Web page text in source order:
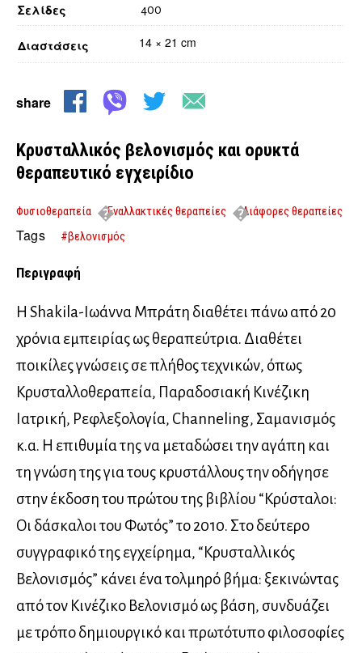
Διαστάσεις 14 × 21 cm
Σελίδες 400
share
Κρυσταλλικός βελονισμός και ορυκτά
θεραπευτικό εγχειρίδιο
Φυσιοθεραπεία Εναλλακτικές θεραπείες
Διάφορες θεραπείες
Κρυσταλλικός βελονισμός και ορυκτά θεραπευτικό εγχειρίδιο
Tags #βελονισμός
Περιγραφή
Η Shakila-Ιωάννα Μπράτη διαθέτει πάνω από 20
χρόνια εμπειρίας ως θεραπεύτρια. Διαθέτει
ποικίλες γνώσεις σε πλήθος τεχνικών, όπως
Κρυσταλλοθεραπεία, Παραδοσιακή Κινέζικη
Ιατρική, Ρεφλεξολογία, Channeling, Σαμανισμός
κ.α. Η επιθυμία της να μεταδώσει την αγάπη και
τη γνώση της για τους κρυστάλλους την οδήγησε
στην έκδοση του πρώτου της βιβλίου “Κρύσταλοι:
Οι δάσκαλοι του Φωτός” το 2010. Στο δεύτερο
συγγραφικό της εγχείρημα, “Κρυσταλλικός
Βελονισμός” κάνει ένα τολμηρό βήμα: ξεκινώντας
από τον Κινέζικο Βελονισμό ως βάση, συνδυάζει
με τρόπο δημιουργικό και πρωτότυπο φιλοσοφίες